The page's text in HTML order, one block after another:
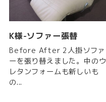
K様-ソファー張替
Before After 2人掛ソファ
ーを張り替えました。中のウ
レタンフォームも新しいも
の...